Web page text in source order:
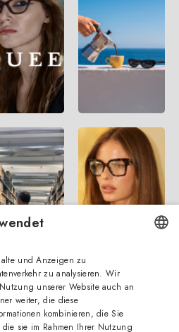
ITALIAN
SPANISH
und Anzeigen zu
zu analysieren. Wir
unserer Website auch an
weiter, die diese
kombinieren, die Sie
sie im Rahmen Ihrer Nutzung